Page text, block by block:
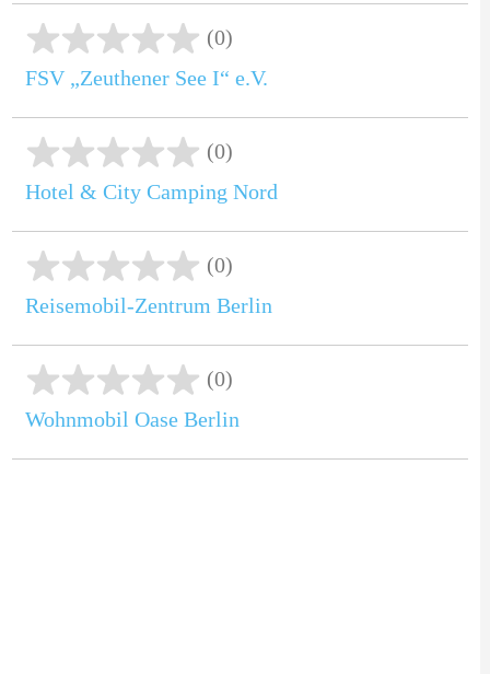
(0)
FSV „Zeuthener See I“ e.V.
(0)
Hotel & City Camping Nord
(0)
Reisemobil-Zentrum Berlin
(0)
Wohnmobil Oase Berlin